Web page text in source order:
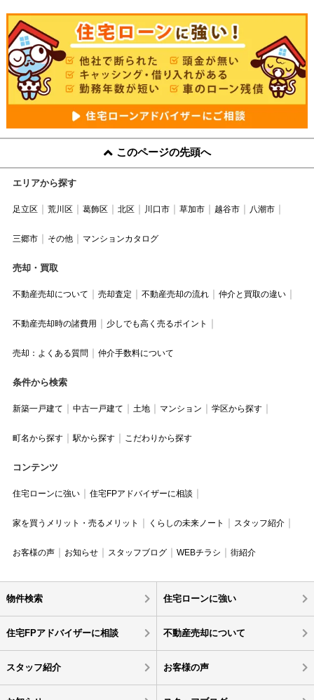
このページの先頭へ
エリアから探す
足立区 荒川区 葛飾区 北区 川口市 草加市 越谷市 八潮市
三郷市 その他 マンションカタログ
売却・買取
不動産売却について 売却査定 不動産売却の流れ 仲介と買取の違い
不動産売却時の諸費用 少しでも高く売るポイント
売却：よくある質問 仲介手数料について
条件から検索
新築一戸建て 中古一戸建て 土地 マンション 学区から探す
町名から探す 駅から探す こだわりから探す
コンテンツ
住宅ローンに強い 住宅FPアドバイザーに相談
家を買うメリット・売るメリット くらしの未来ノート スタッフ紹介
お客様の声 お知らせ スタッフブログ WEBチラシ 街紹介
物件検索 住宅ローンに強い
住宅FPアドバイザーに相談 不動産売却について
スタッフ紹介 お客様の声